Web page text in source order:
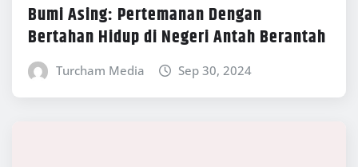
Bumi Asing: Pertemanan Dengan
Bertahan Hidup di Negeri Antah Berantah
Turcham Media Sep 30, 2024